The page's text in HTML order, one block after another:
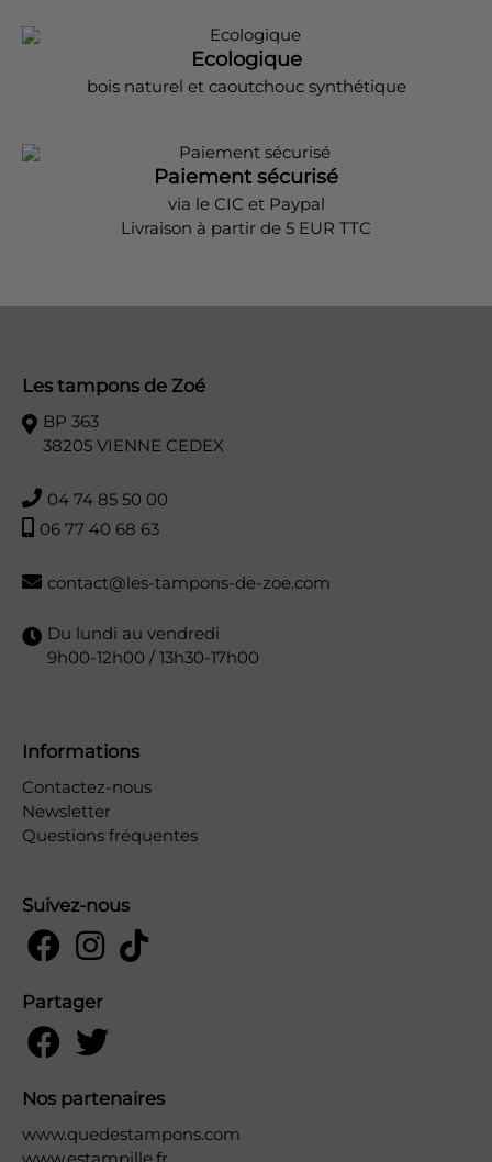
Ecologique
bois naturel et caoutchouc synthétique
Paiement sécurisé
via le CIC et Paypal
Livraison à partir de 5 EUR TTC
Les tampons de Zoé
BP 363
38205 VIENNE CEDEX
04 74 85 50 00
06 77 40 68 63
contact@les-tampons-de-zoe.com
Du lundi au vendredi
9h00-12h00 / 13h30-17h00
Informations
Contactez-nous
Newsletter
Questions fréquentes
Suivez-nous
Partager
Nos partenaires
www.quedestampons.com